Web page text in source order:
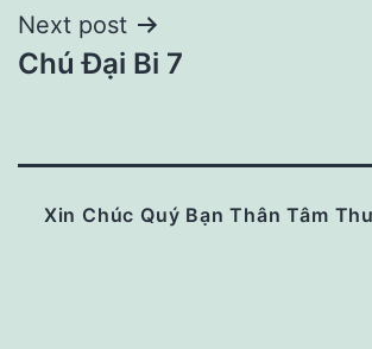
Next post
Chú Đại Bi 7
Xin Chúc Quý Bạn Thân Tâm